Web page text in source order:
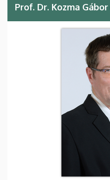
Prof. Dr. Kozma Gábor